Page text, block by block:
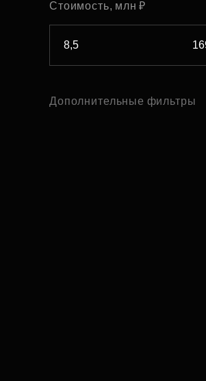
Стоимость, млн ₽
Дополнительные фильтры